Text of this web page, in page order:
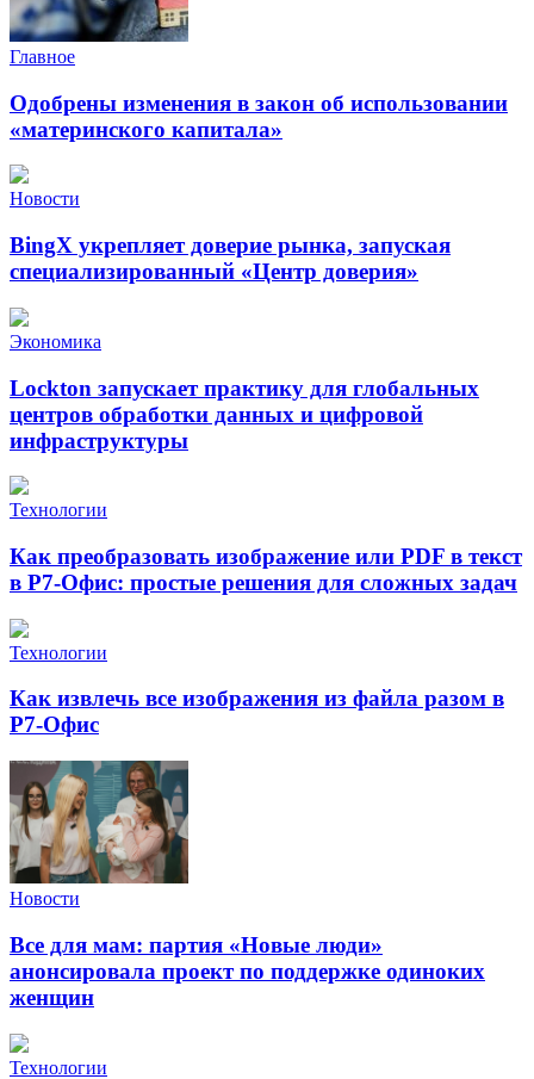
Главное
Одобрены изменения в закон об использовании
«материнского капитала»
Новости
BingX укрепляет доверие рынка, запуская
специализированный «Центр доверия»
Экономика
Lockton запускает практику для глобальных
центров обработки данных и цифровой
инфраструктуры
Технологии
Как преобразовать изображение или PDF в текст
в Р7-Офис: простые решения для сложных задач
Технологии
Как извлечь все изображения из файла разом в
Р7-Офис
Новости
Все для мам: партия «Новые люди»
анонсировала проект по поддержке одиноких
женщин
Технологии